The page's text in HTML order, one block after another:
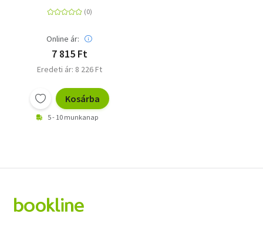
Online ár:
7 815 Ft
Eredeti ár: 8 226 Ft
Kosárba
5 - 10 munkanap